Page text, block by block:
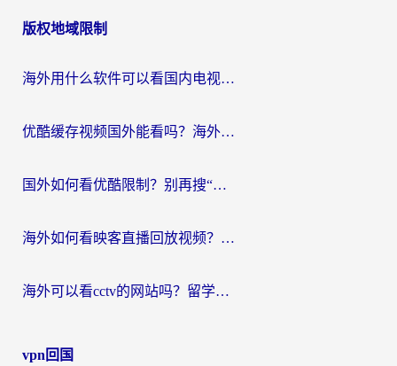
版权地域限制
海外用什么软件可以看国内电视？留学生亲测有效的追剧自由指南
优酷缓存视频国外能看吗？海外党追剧看片的终极解决方案来了
国外如何看优酷限制？别再搜“在日本哪个软件可以看中国电视剧”，这篇教你搞定
海外如何看映客直播回放视频？这份攻略帮你搞定（附腾讯优酷观看技巧）
海外可以看cctv的网站吗？留学生亲测有效的回国追剧方案
vpn回国